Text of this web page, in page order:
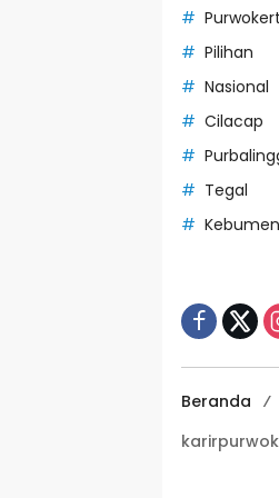
Pilihan
Nasional
Cilacap
Tegal
Kebumen
Beranda